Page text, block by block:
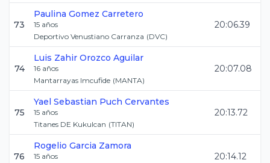
73
Paulina Gomez Carretero
15 años
Deportivo Venustiano Carranza (DVC)
20:06.39
74
Luis Zahir Orozco Aguilar
16 años
Mantarrayas Imcufide (MANTA)
20:07.08
75
Yael Sebastian Puch Cervantes
15 años
Titanes DE Kukulcan (TITAN)
20:13.72
76
Rogelio Garcia Zamora
15 años
20:14.12